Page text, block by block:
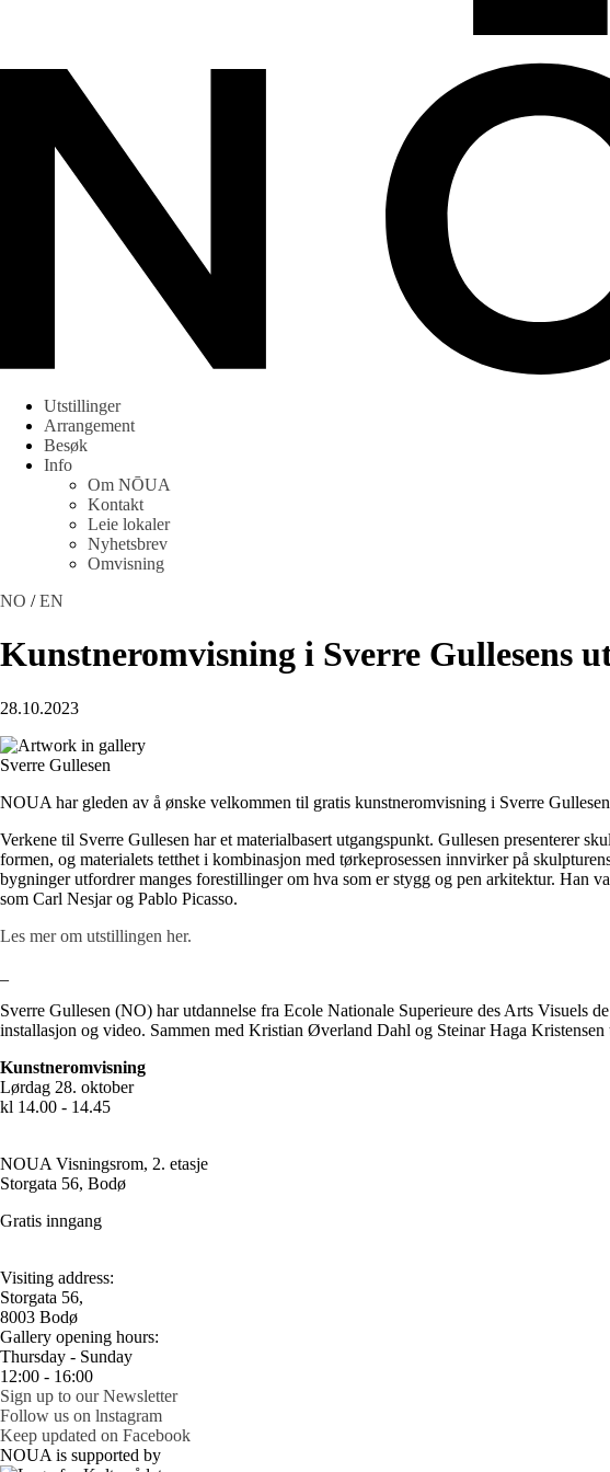
Utstillinger
Arrangement
Besøk
Info
Om NŌUA
Kontakt
Leie lokaler
Nyhetsbrev
Omvisning
NO /EN
Kunstneromvisning i Sverre Gullesens
28.10.2023
Sverre Gullesen
NOUA har gleden av å ønske velkommen til gratis kunstneromvisning i Sverre
Verkene til Sverre Gullesen har et materialbasert utgangspunkt. Gullesen presenterer
formen, og materialets tetthet i kombinasjon med tørkeprosessen innvirker på
bygninger utfordrer manges forestillinger om hva som er stygg og pen arkitektur. Han
som Carl Nesjar og Pablo Picasso.
Les mer om utstillingen her.
Sverre Gullesen (NO) har utdannelse fra Ecole Nationale Superieure des Arts
installasjon og video. Sammen med Kristian Øverland Dahl og Steinar Haga
Kunstneromvisning
Lørdag 28. oktober
kl 14.00 - 14.45
NOUA Visningsrom, 2. etasje
Storgata 56, Bodø
Gratis inngang
Visiting address:
Storgata 56,
8003 Bodø
Gallery opening hours:
Thursday - Sunday
12:00 - 16:00
Sign up to our Newsletter
Follow us on lnstagram
Keep updated on Facebook
NOUA is supported by